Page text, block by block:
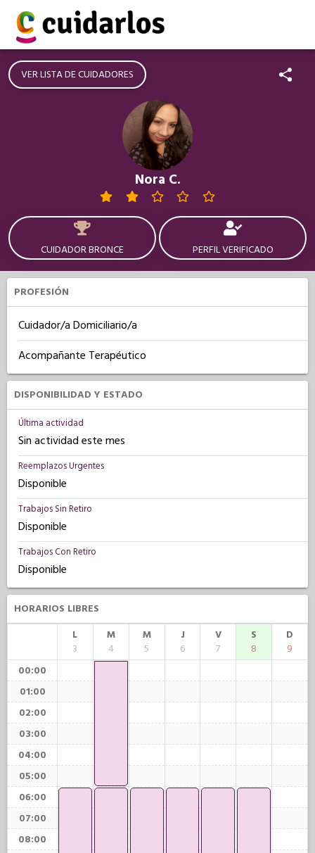
VER LISTA DE CUIDADORES
Nora C.
CUIDADOR BRONCE PERFIL VERIFICADO
PROFESIÓN
Cuidador/a Domiciliario/a
Acompañante Terapéutico
DISPONIBILIDAD Y ESTADO
Última actividad
Sin actividad este mes
Reemplazos Urgentes
Disponible
Trabajos Sin Retiro
Disponible
Trabajos Con Retiro
Disponible
HORARIOS LIBRES
L
3
M
4
M
5
J
6
V
7
S
8
D
9
00:00
01:00
02:00
03:00
04:00
05:00
06:00
07:00
08:00